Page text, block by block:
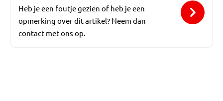
Heb je een foutje gezien of heb je een
opmerking over dit artikel? Neem dan
contact met ons op.